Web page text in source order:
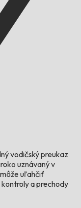
vodičský preukaz
uznávaný v
uľahčiť
a prechody